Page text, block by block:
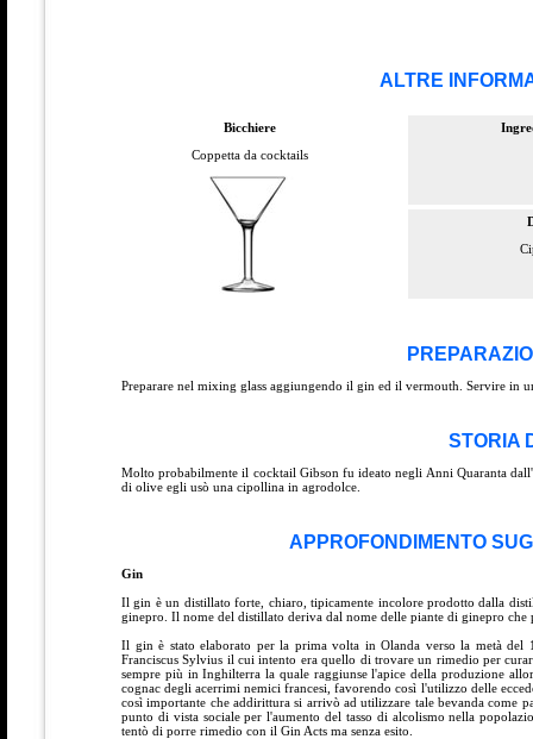
ALTRE
Bicchiere
Coppetta da cocktails
Preparare nel mixing glass aggiungendo il gin ed il vermouth. Servire in
STORIA
Molto probabilmente il cocktail Gibson fu ideato negli Anni Quaranta
di olive egli usò una cipollina in agrodolce.
APPROFONDIMENTO
Gin
Il gin è un distillato forte, chiaro, tipicamente incolore prodotto dalla
ginepro. Il nome del distillato deriva dal nome delle piante di ginepro che
Il gin è stato elaborato per la prima volta in Olanda verso la metà
Franciscus Sylvius il cui intento era quello di trovare un rimedio per
sempre più in Inghilterra la quale raggiunse l'apice della produzione
cognac degli acerrimi nemici francesi, favorendo così l'utilizzo delle
così importante che addirittura si arrivò ad utilizzare tale bevanda come
punto di vista sociale per l'aumento del tasso di alcolismo nella
tentò di porre rimedio con il Gin Acts ma senza esito.